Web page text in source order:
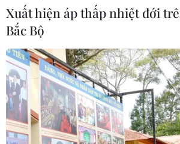
TIN CÙNG CHUYÊN MỤC
Cục diện ASEAN Cup: Việt Nam
quyết giành ngôi đầu, Thái Lan vẫn
có thể bị loại
07/08/2026 02:29
Xuất hiện áp thấp nhiệt đới
Bắc Bộ